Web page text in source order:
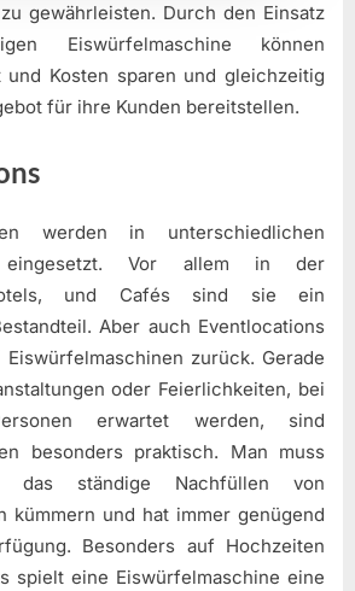
gewährleisten. Durch den Einsatz
Eiswürfelmaschine können
und Kosten sparen und gleichzeitig
für ihre Kunden bereitstellen.
werden in unterschiedlichen
eingesetzt. Vor allem in der
und Cafés sind sie ein
Aber auch Eventlocations
zurück. Gerade
oder Feierlichkeiten, bei
erwartet werden, sind
besonders praktisch. Man muss
ständige Nachfüllen von
kümmern und hat immer genügend
Besonders auf Hochzeiten
spielt eine Eiswürfelmaschine eine